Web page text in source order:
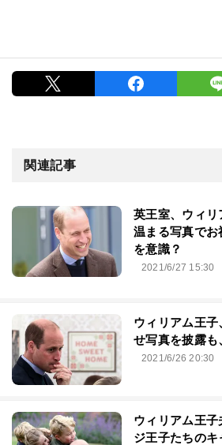
関連記事
英王室、ウィ
温まる写真で
を意識？
2021/6/27 15:30
ウィリアム王
せ写真を披露も
2021/6/26 20:30
ウィリアム王
ジ王子たちの